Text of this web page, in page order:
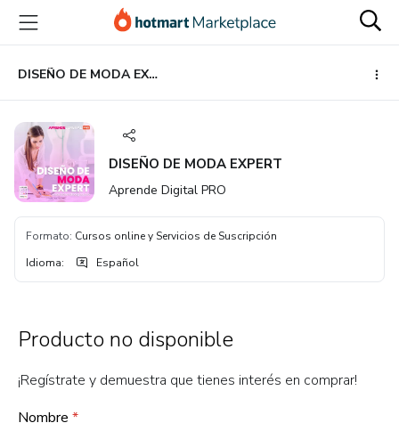
principal
página
de
página
DISEÑO DE MODA EXPERT
DISEÑO DE MODA EXPERT
Aprende Digital PRO
Formato: Cursos online y Servicios de Suscripción
Idioma: Español
Producto no disponible
¡Regístrate y demuestra que tienes interés en comprar!
Nombre *